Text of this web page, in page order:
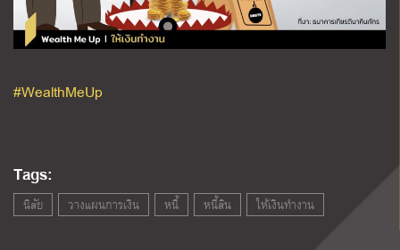
#WealthMeUp
Tags:
นิสัย วางแผนการเงิน หนี้ หนี้สิน ให้เงินทำงาน